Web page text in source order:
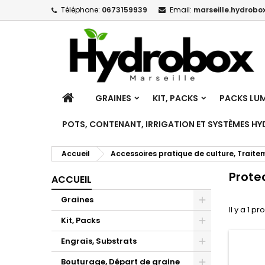
Téléphone: 0673159939 Email:
ACCUEILGRAINES KIT, PACKS PACKS
POTS, CONTENANT, IRRIGATION ET SYSTÈMES
Accueil Accessoires pratique de culture,
ACCUEIL
Graines
Toggle
Kit, Packs
Engrais, Substrats
Bouturage, Départ de graine
Il y a 1